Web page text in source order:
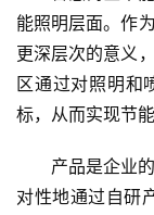
商
专
栏
能照明层面。作
更深层次的意义
区通过对照明和
标，从而实现节能
产品是企业
对性地通过自研